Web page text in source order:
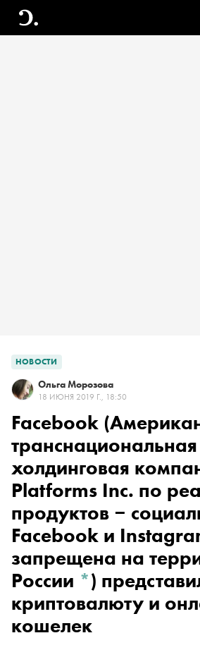
НОВОСТИ
Ольга Морозова
18 ИЮНЯ 2019 Г., 18:50
Facebook
транснациональная
холдинговая
Platforms Inc. по
продуктов ‒
Facebook и
запрещена на
России *)
криптовалюту и
кошелек